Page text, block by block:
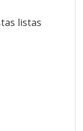
listas